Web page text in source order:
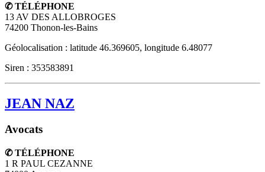
✆ TÉLÉPHONE
13 AV DES ALLOBROGES
74200 Thonon-les-Bains
Géolocalisation : latitude 46.369605, longitude 6.48077
Siren : 353583891
JEAN NAZ
Avocats
✆ TÉLÉPHONE
1 R PAUL CEZANNE